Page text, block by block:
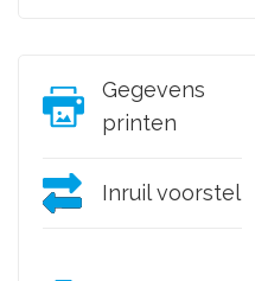
Gegevens
printen
Inruil voorstel